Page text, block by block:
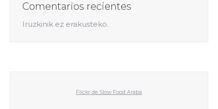
Comentarios recientes
Iruzkinik ez erakusteko.
Flickr de Slow Food Araba